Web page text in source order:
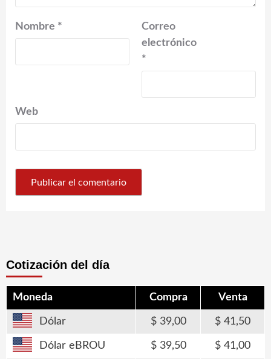
Nombre *
Correo
electrónico
*
Web
Cotización del día
Moneda Compra Venta
Dólar 39,00 41,50
Dólar eBROU 39,50 41,00